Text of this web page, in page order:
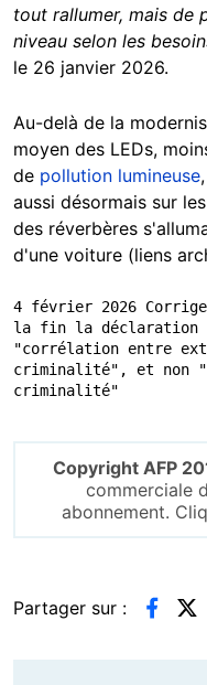
tout rallumer, mais de
niveau selon les
le 26 janvier 2026.
Au-delà de la
moyen des LEDs,
de pollution lumineuse
aussi désormais sur les
des réverbères
d'une voiture (liens
4 février 2026
la fin la déclaration
"corrélation entre
criminalité", et non
criminalité"
Copyright AFP
commerciale
abonnement.
Partager sur :